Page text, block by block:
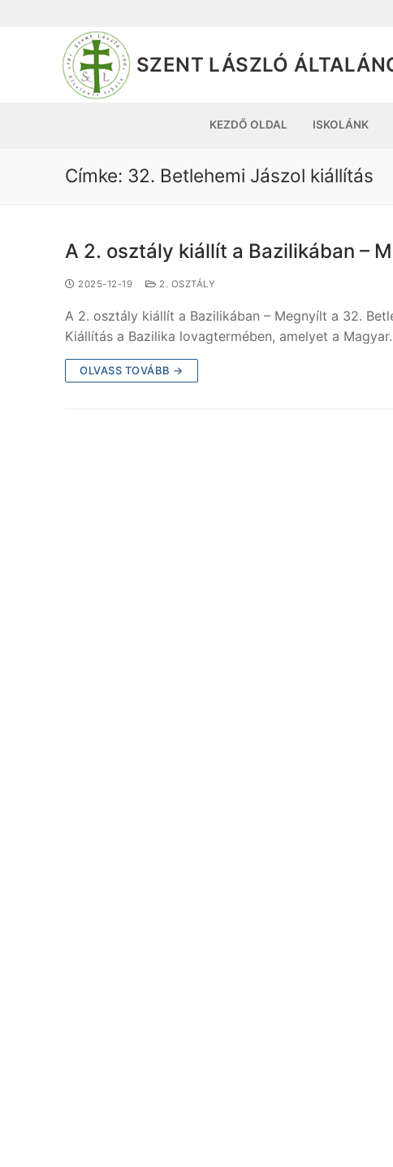
SZENT LÁSZLÓ
KEZDŐ OLDAL ISKOLÁNK
Címke: 32. Betlehemi Jászol kiállítás
A 2. osztály kiállít a Bazilikában –
2025-12-19 2. OSZTÁLY
A 2. osztály kiállít a Bazilikában – Megnyílt a 32.
Kiállítás a Bazilika lovagtermében, amelyet a
OLVASS TOVÁBB →